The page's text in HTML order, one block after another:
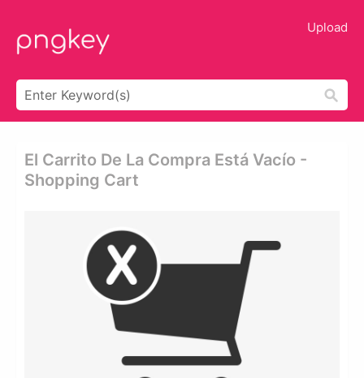
Upload
El Carrito De La Compra Está Vacío -
Shopping Cart